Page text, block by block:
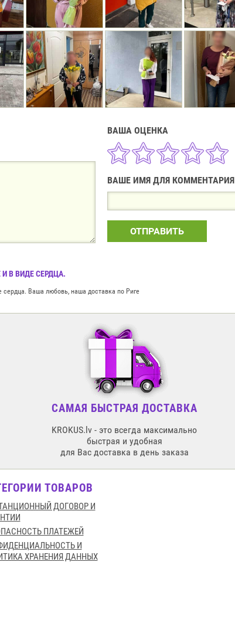
В ВИДЕ СЕРДЦА.
сердца. Ваша любовь, наша доставка по Риге
ВАША ОЦЕНКА
ВАШЕ ИМЯ ДЛЯ КОММЕНТАРИЯ
ОТПРАВИТЬ
САМАЯ БЫСТРАЯ ДОСТАВКА
KROKUS.lv - это всегда максимально
быстрая и удобная
для Вас доставка в день заказа
ТОВАРОВ
ДОГОВОР И
ПЛАТЕЖЕЙ
И
ХРАНЕНИЯ ДАННЫХ